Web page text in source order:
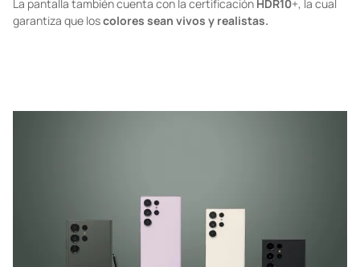
La pantalla también cuenta con la certificación HDR10+, la cual
garantiza que loscolores sean vivos y realistas.